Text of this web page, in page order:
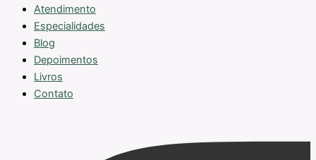
Atendimento
Especialidades
Blog
Depoimentos
Livros
Contato